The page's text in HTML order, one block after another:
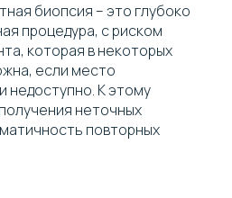
биопсия – это глубоко
процедура, с риском
которая в некоторых
если место
недоступно. К этому
неточных
повторных